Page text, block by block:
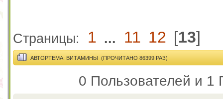
Страницы: 1 ... 11 12 [13]
АВТОРТЕМА: ВИТАМИНЫ (ПРОЧИТАНО 86399 РАЗ)
0 Пользователей и 1